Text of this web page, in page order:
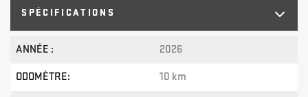
SPÉCIFICATIONS
ANNÉE : 2026
ODOMÈTRE: 10 km